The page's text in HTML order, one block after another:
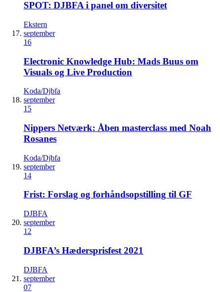
SPOT: DJBFA i panel om diversitet
Ekstern
september
16
Electronic Knowledge Hub: Mads Buus om
Visuals og Live Production
Koda/Djbfa
september
15
Nippers Netværk: Åben masterclass med Noah
Rosanes
Koda/Djbfa
september
14
Frist: Forslag og forhåndsopstilling til GF
DJBFA
september
12
DJBFA’s Hædersprisfest 2021
DJBFA
september
07